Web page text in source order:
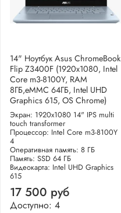
14" Ноутбук Asus ChromeBook
Flip Z3400F (1920x1080, Intel
Core m3-8100Y, RAM
8ГБ,eMMC 64ГБ, Intel UHD
Graphics 615, OS Chrome)
Экран: 1920x1080 14" IPS multi
touch transformer
Процессор: Intel Core m3-8100Y
4
Оперативная память: 8 ГБ
Память: SSD 64 ГБ
Видеокарта: Intel UHD Graphics
615
17 500 руб
Доступно: 4